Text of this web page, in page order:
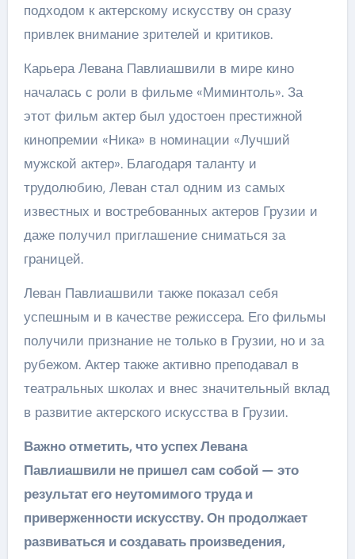
подходом к актерскому искусству он сразу
привлек внимание зрителей и критиков.
Карьера Левана Павлиашвили в мире кино
началась с роли в фильме «Миминтоль». За
этот фильм актер был удостоен престижной
кинопремии «Ника» в номинации «Лучший
мужской актер». Благодаря таланту и
трудолюбию, Леван стал одним из самых
известных и востребованных актеров Грузии и
даже получил приглашение сниматься за
границей.
Леван Павлиашвили также показал себя
успешным и в качестве режиссера. Его фильмы
получили признание не только в Грузии, но и за
рубежом. Актер также активно преподавал в
театральных школах и внес значительный вклад
в развитие актерского искусства в Грузии.
Важно отметить, что успех Левана
Павлиашвили не пришел сам собой — это
результат его неутомимого труда и
приверженности искусству. Он продолжает
развиваться и создавать произведения,